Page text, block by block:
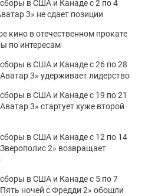
в США и Канаде с 2 по 4
3» не сдает позиции
кино в отечественном прокате
по интересам
в США и Канаде с 26 по 28
3» удерживает лидерство
в США и Канаде с 19 по 21
3» стартует хуже второй
в США и Канаде с 12 по 14
2» возвращает
в США и Канаде с 5 по 7
ночей с Фредди 2» обошли